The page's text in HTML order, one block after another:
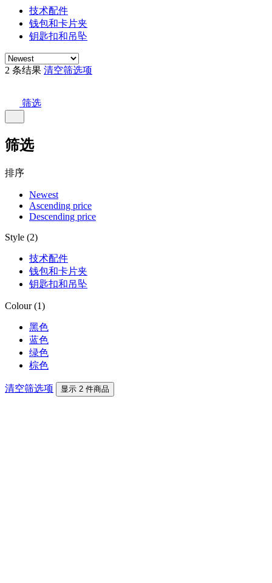
技术配件
钱包和卡片夹
钥匙扣和吊坠
2 条结果 清空筛选项
筛选
筛选
排序
Newest
Ascending price
Descending price
Style (2)
技术配件
钱包和卡片夹
钥匙扣和吊坠
Colour (1)
黑色
蓝色
绿色
棕色
清空筛选项 显示 2 件商品